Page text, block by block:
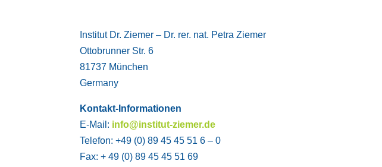
Institut Dr. Ziemer – Dr. rer. nat. Petra Ziemer
Ottobrunner Str. 6
81737 München
Germany
Kontakt-Informationen
E-Mail: info@institut-ziemer.de
Telefon: +49 (0) 89 45 45 51 6 – 0
Fax: + 49 (0) 89 45 45 51 69